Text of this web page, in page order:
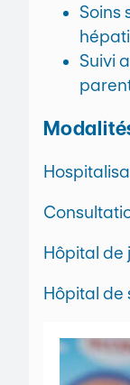
Soins
Suivi
Hôpital de
Hôpital de